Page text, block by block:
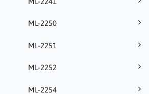
ML-2250
ML-2251
ML-2252
ML-2254